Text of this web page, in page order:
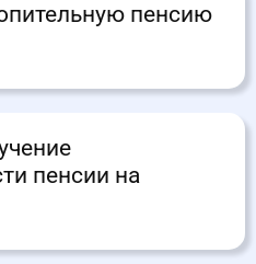
пенсию
пенсии на